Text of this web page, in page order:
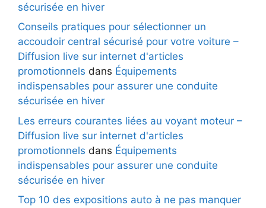
sécurisée en hiver
Conseils pratiques pour sélectionner un
accoudoir central sécurisé pour votre voiture –
Diffusion live sur internet d'articles
promotionnels dans Équipements
indispensables pour assurer une conduite
sécurisée en hiver
Les erreurs courantes liées au voyant moteur –
Diffusion live sur internet d'articles
promotionnels dans Équipements
indispensables pour assurer une conduite
sécurisée en hiver
Top 10 des expositions auto à ne pas manquer